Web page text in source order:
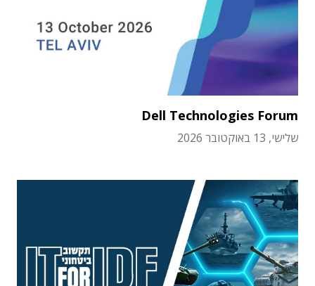
Dell Technologies Forum
שלישי, 13 באוקטובר 2026